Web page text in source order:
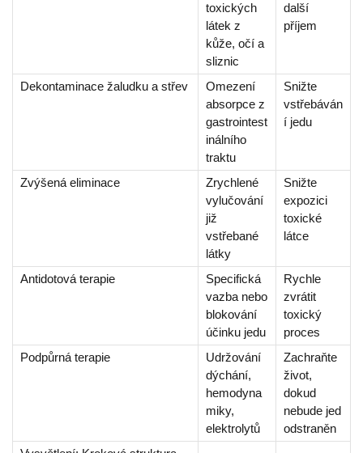
toxických
látek z
kůže, očí a
sliznic
další
příjem
Dekontaminace žaludku a střev
Omezení
absorpce z
gastrointest
inálního
traktu
Snižte
vstřebáván
í jedu
Zvýšená eliminace
Zrychlené
vylučování
již
vstřebané
látky
Snižte
expozici
toxické
látce
Antidotová terapie
Specifická
vazba nebo
blokování
účinku jedu
Rychle
zvrátit
toxický
proces
Podpůrná terapie
Udržování
dýchání,
hemodyna
miky,
elektrolytů
Zachraňte
život,
dokud
nebude jed
odstraněn